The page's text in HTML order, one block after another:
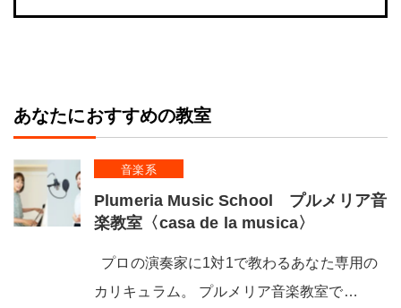
あなたにおすすめの教室
音楽系
Plumeria Music School プルメリア音
楽教室〈casa de la musica〉
プロの演奏家に1対1で教わるあなた専用の
カリキュラム。 プルメリア音楽教室で…